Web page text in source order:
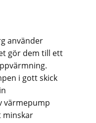
använder
gör dem till ett
i gott skick
värmepump
minskar